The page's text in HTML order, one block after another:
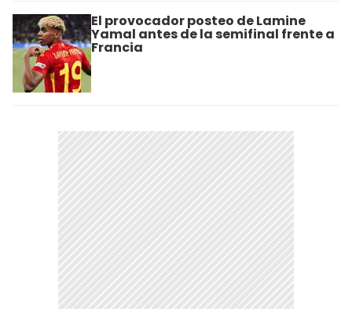
El provocador posteo de Lamine
Yamal antes de la semifinal frente a
Francia